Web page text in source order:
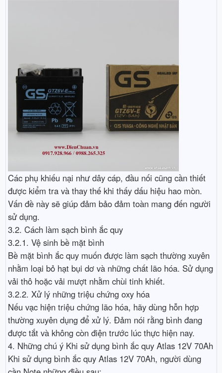
Các phụ khiếu nại như dây cáp, đầu nối cũng cần thiết
được kiểm tra và thay thế khi thấy dấu hiệu hao mòn.
Vấn đề này sẽ giúp đảm bảo đảm toàn mang đến người
sử dụng.
3.2. Cách làm sạch bình ắc quy
3.2.1. Vệ sinh bề mặt bình
Bề mặt bình ắc quy muốn được làm sạch thường xuyên
nhằm loại bỏ hạt bụi dơ và những chất lão hóa. Sử dụng
vải thô hoặc vải mượt nhằm chùi tinh khiết.
3.2.2. Xử lý những triệu chứng oxy hóa
Nếu vạc hiện triệu chứng lão hóa, hãy dùng hỗn hợp
thường xuyên dụng để xử lý. Đảm nói rằng bình đang
được tắt và không còn điện trước lúc thực hiện nay.
4. Những chú ý Khi sử dụng bình ắc quy Atlas 12V 70Ah
Khi sử dụng bình ắc quy Atlas 12V 70Ah, người dùng